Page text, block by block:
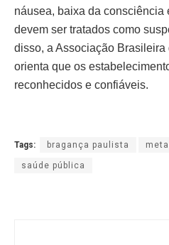
náusea, baixa da consciência
devem ser tratados como
disso, a Associação
orienta que os
reconhecidos e confiáveis.
Tags: bragança paulista
saúde pública